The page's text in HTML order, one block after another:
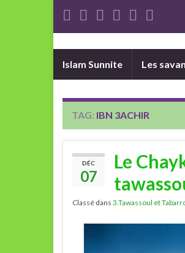
Islam Sunnite Les
TAG: IBN 3ACHIR
DÉC
07
Le
Classé dans 3.Tawassoul et